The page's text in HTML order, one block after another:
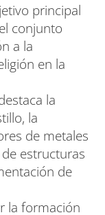
principal
conjunto
a la
en la
la
la
de metales
estructuras
de
la formación